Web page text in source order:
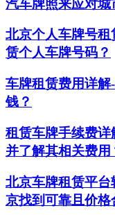
汽车牌照来应对城
北京个人车牌号
赁个人车牌号码？
车牌租赁费用详
钱？
租赁车牌手续费
并了解其相关费用
北京车牌租赁平
京找到可靠且价格